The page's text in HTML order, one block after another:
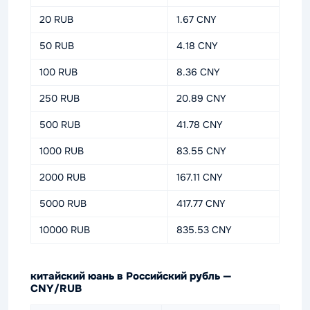
20 RUB 1.67 CNY
50 RUB 4.18 CNY
100 RUB 8.36 CNY
250 RUB 20.89 CNY
500 RUB 41.78 CNY
1000 RUB 83.55 CNY
2000 RUB 167.11 CNY
5000 RUB 417.77 CNY
10000 RUB 835.53 CNY
китайский юань в Российский рубль —
CNY/RUB